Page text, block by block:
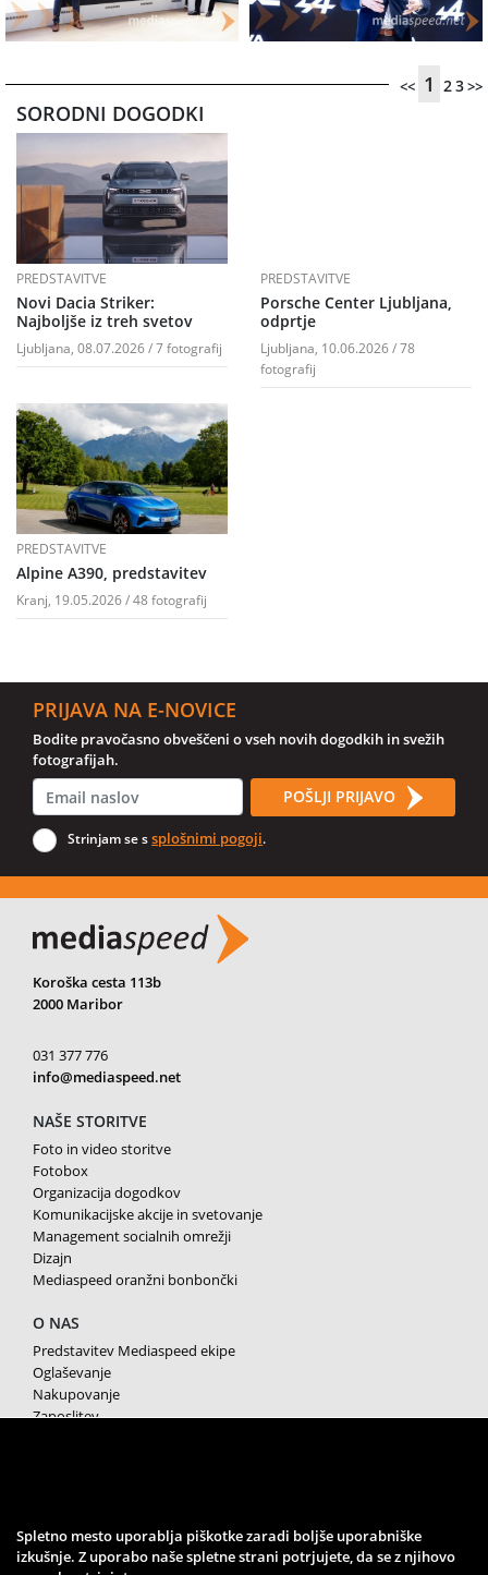
<< 1 23>>
SORODNI DOGODKI
PREDSTAVITVE
Novi Dacia Striker:
Najboljše iz treh svetov
Ljubljana, 08.07.2026 / 7 fotografij
PREDSTAVITVE
Porsche Center Ljubljana,
odprtje
Ljubljana, 10.06.2026 / 78
fotografij
PREDSTAVITVE
Alpine A390, predstavitev
Kranj, 19.05.2026 / 48 fotografij
PRIJAVA NA E-NOVICE
Bodite pravočasno obveščeni o vseh novih dogodkih in svežih
fotografijah.
POŠLJI PRIJAVO
Strinjam se ssplošnimi pogoji.
Koroška cesta 113b
2000 Maribor
031 377 776
info@mediaspeed.net
NAŠE STORITVE
Foto in video storitve
Fotobox
Organizacija dogodkov
Komunikacijske akcije in svetovanje
Management socialnih omrežji
Dizajn
Mediaspeed oranžni bonbončki
O NAS
Predstavitev Mediaspeed ekipe
Oglaševanje
Nakupovanje
Zaposlitev
SPREMLJAJTE NAS
Spletno mesto uporablja piškotke zaradi boljše uporabniške
izkušnje. Z uporabo naše spletne strani potrjujete, da se z njihovo